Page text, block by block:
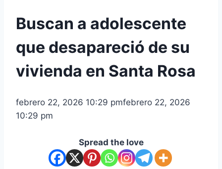
Buscan a adolescente
que desapareció de su
vivienda en Santa Rosa
febrero 22, 2026 10:29 pmfebrero 22, 2026
10:29 pm
Spread the love